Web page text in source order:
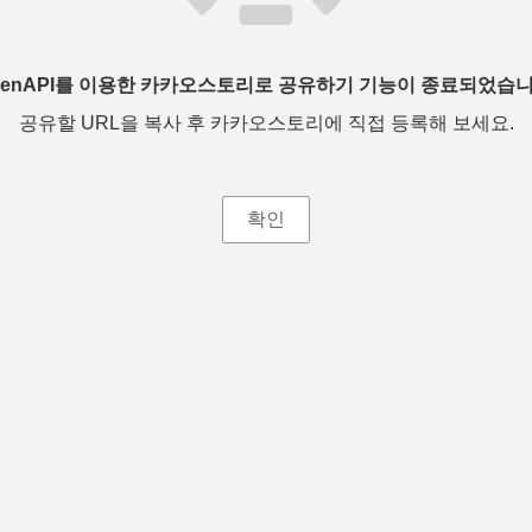
를 이용한 카카오스토리로 공유하기 기능이 종료되었습
공유할 URL을 복사 후 카카오스토리에 직접 등록해 보세요.
확인